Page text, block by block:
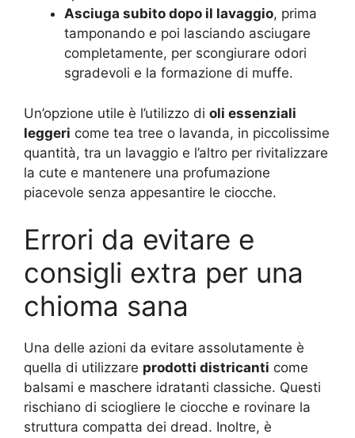
Asciuga subito dopo il lavaggio, prima
tamponando e poi lasciando asciugare
completamente, per scongiurare odori
sgradevoli e la formazione di muffe.
Un’opzione utile è l’utilizzo di oli essenziali
leggeri come tea tree o lavanda, in piccolissime
quantità, tra un lavaggio e l’altro per rivitalizzare
la cute e mantenere una profumazione
piacevole senza appesantire le ciocche.
Errori da evitare e
consigli extra per una
chioma sana
Una delle azioni da evitare assolutamente è
quella di utilizzare prodotti districanti come
balsami e maschere idratanti classiche. Questi
rischiano di sciogliere le ciocche e rovinare la
struttura compatta dei dread. Inoltre, è